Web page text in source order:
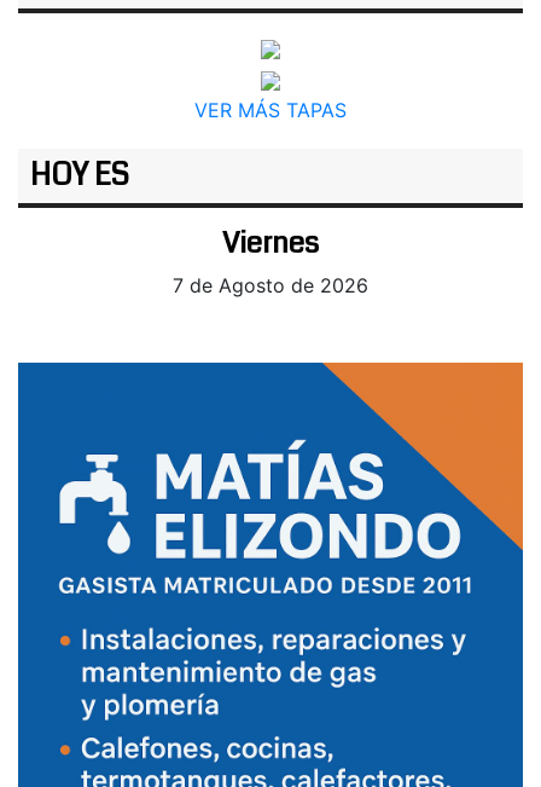
VER MÁS TAPAS
HOY ES
Viernes
7 de Agosto de 2026